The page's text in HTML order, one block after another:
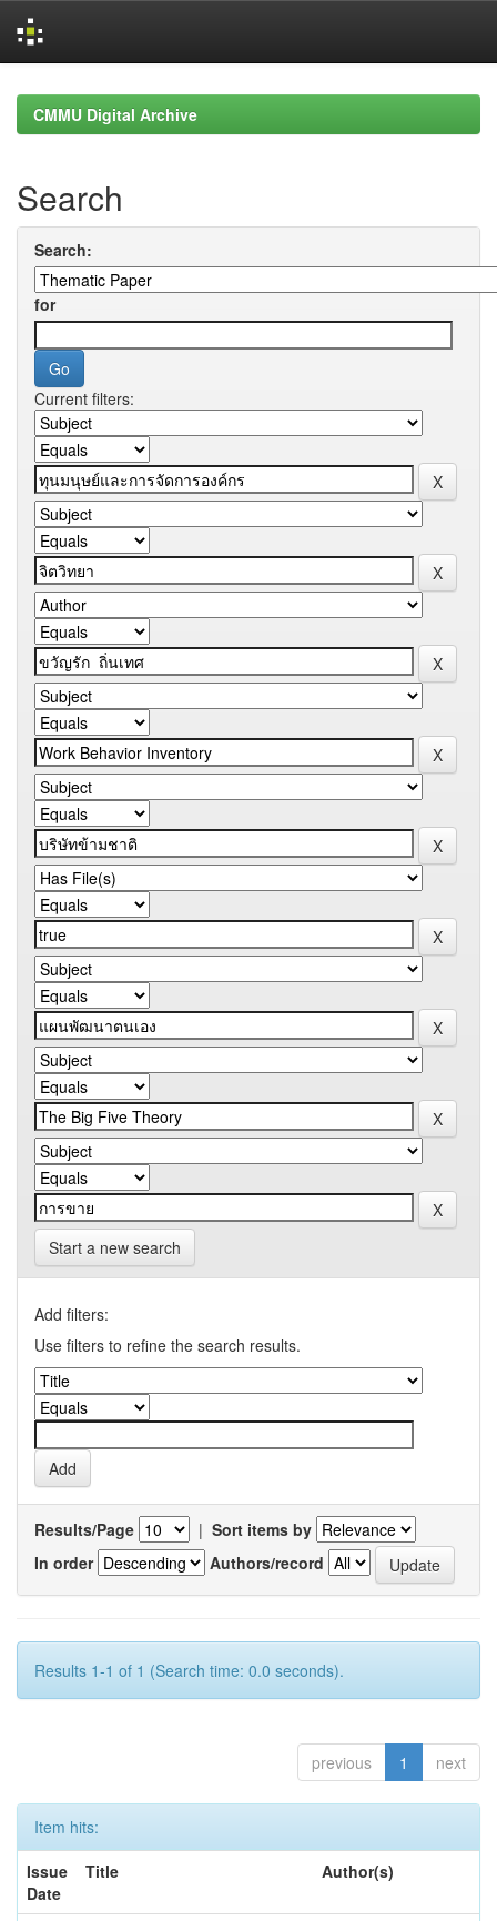
navigationCMMU Digital Archive
Search
Search:
for
Current filters:
Start a new search
Add filters:
Use filters to refine the search results.
Results/Page | Sort items by
In order
Authors/record
Results 1-1 of 1 (Search time: 0.0 seconds).
previous 1 next
Item hits:
Issue
Date
Title Author(s)